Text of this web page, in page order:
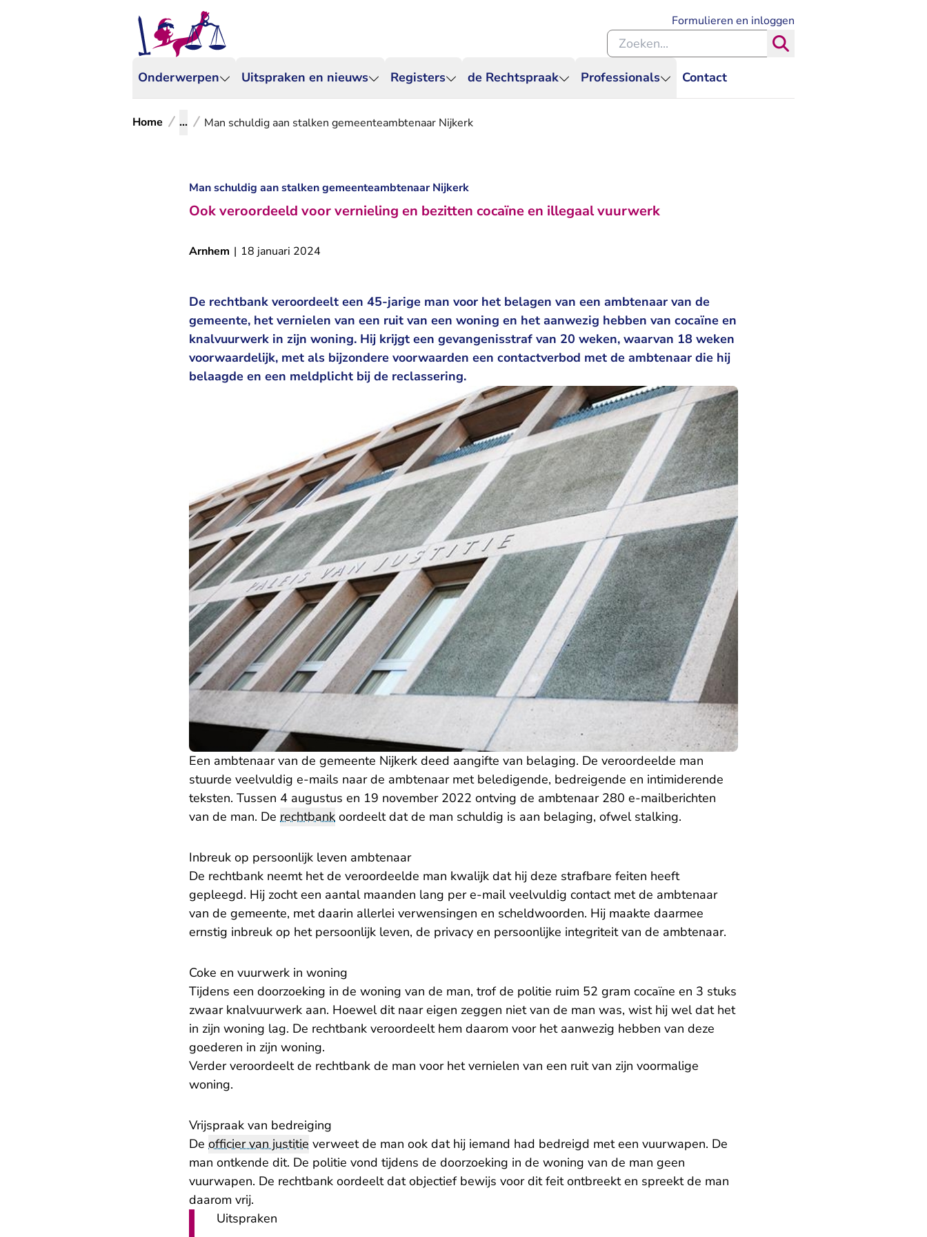
Onderwerpen Uitspraken en nieuws Registers de Rechtspraak Professionals Contact
Formulieren en inloggen
Zoeken binnen de Rechtspraak
Home ... Man schuldig aan stalken gemeenteambtenaar Nijkerk
Man schuldig aan stalken gemeenteambtenaar Nijkerk
Ook veroordeeld voor vernieling en bezitten cocaïne en illegaal vuurwerk
Arnhem | 18 januari 2024
De rechtbank veroordeelt een 45-jarige man voor het belagen van een ambtenaar van de
gemeente, het vernielen van een ruit van een woning en het aanwezig hebben van cocaïne en
knalvuurwerk in zijn woning. Hij krijgt een gevangenisstraf van 20 weken, waarvan 18 weken
voorwaardelijk, met als bijzondere voorwaarden een contactverbod met de ambtenaar die hij
belaagde en een meldplicht bij de reclassering.
Een ambtenaar van de gemeente Nijkerk deed aangifte van belaging. De veroordeelde man
stuurde veelvuldig e-mails naar de ambtenaar met beledigende, bedreigende en intimiderende
teksten. Tussen 4 augustus en 19 november 2022 ontving de ambtenaar 280 e-mailberichten
van de man. De rechtbank oordeelt dat de man schuldig is aan belaging, ofwel stalking.
Inbreuk op persoonlijk leven ambtenaar
De rechtbank neemt het de veroordeelde man kwalijk dat hij deze strafbare feiten heeft
gepleegd. Hij zocht een aantal maanden lang per e-mail veelvuldig contact met de ambtenaar
van de gemeente, met daarin allerlei verwensingen en scheldwoorden. Hij maakte daarmee
ernstig inbreuk op het persoonlijk leven, de privacy en persoonlijke integriteit van de ambtenaar.
Coke en vuurwerk in woning
Tijdens een doorzoeking in de woning van de man, trof de politie ruim 52 gram cocaïne en 3 stuks
zwaar knalvuurwerk aan. Hoewel dit naar eigen zeggen niet van de man was, wist hij wel dat het
in zijn woning lag. De rechtbank veroordeelt hem daarom voor het aanwezig hebben van deze
goederen in zijn woning.
Verder veroordeelt de rechtbank de man voor het vernielen van een ruit van zijn voormalige
woning.
Vrijspraak van bedreiging
De officier van justitie verweet de man ook dat hij iemand had bedreigd met een vuurwapen. De
man ontkende dit. De politie vond tijdens de doorzoeking in de woning van de man geen
vuurwapen. De rechtbank oordeelt dat objectief bewijs voor dit feit ontbreekt en spreekt de man
daarom vrij.
Uitspraken